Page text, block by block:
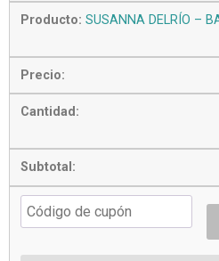
SUSANNA DELRÍO –